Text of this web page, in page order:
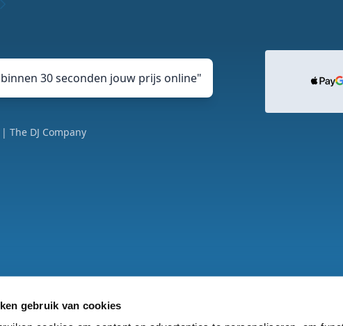
gebruik van cookies
30 seconden jouw prijs online"
| The DJ Company
Algemene voorwaarden